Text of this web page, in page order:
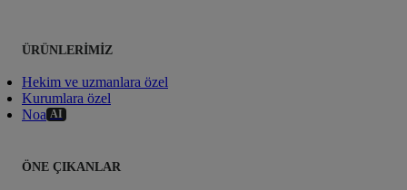
ÜRÜNLERIMIZ
Hekim ve uzmanlara özel
Kurumlara özel
Noa AI
ÖNE ÇIKANLAR